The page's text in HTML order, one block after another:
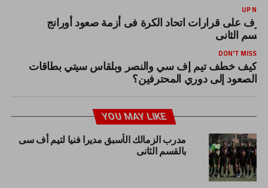
UP
على قرارات اتحاد الكرة فى أزمة صعود أورانج
الثانى
DON'T MISS
كيف خطف تيم إف سي والنصر وبلقاس سيتي بطاقات
الصعود إلى دوري المحترفين؟
YOU MAY LIKE
مدرب الزمالك الأسبق مديرا فنيا لتيم أف سى
بالقسم الثانى